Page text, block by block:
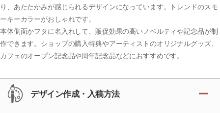
り、あたたかみが感じられるデザインになっています。トレンドのスモ
ーキーカラーがおしゃれです。
本体側面かフタに名入れして、販促効果の高いノベルティや記念品が制
作できます。ショップの購入特典やアーティストのオリジナルグッズ、
カフェのオープン記念品や周年記念品などにおすすめです。
デザイン作成・入稿方法